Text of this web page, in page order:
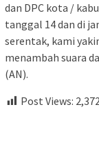
dan DPC kota /
tanggal 14 dan di
serentak, kami
menambah suara
(AN).
Post Views: